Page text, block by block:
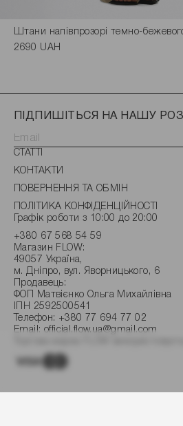
Штани напівпрозорі темно-
2690 UAH
ПІДПИШІТЬСЯ НА НАШУ
СТАТТІ
КОНТАКТИ
ПОВЕРНЕННЯ ТА ОБМІН
ПОЛІТИКА КОНФІДЕНЦІЙНОСТІ
Графік роботи з 10:00 до 20:00
+380 67 568 54 59
Магазин FLOW:
49057 Україна,
м. Дніпро, вул. Яворницького, 6
Продавець:
ФОП Матвієнко Ольга Михайлівна
ІПН 2592500541
Телефон: +380 77 694 77 02
Email: official.flow.ua@gmail.com